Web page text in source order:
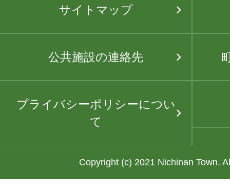
サイトマップ
公共施設の連絡先
プライバシーポリシーについ
て
Copyright (c) 2021 Nichinan Town.